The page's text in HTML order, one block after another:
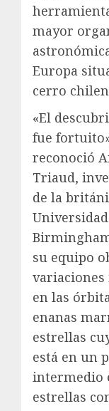
mayor
Europa
cerro
«El
fue
reconoció
Triaud,
de la
su equipo
variaciones
en las
enanas
estrellas
está en un
intermedio
estrellas